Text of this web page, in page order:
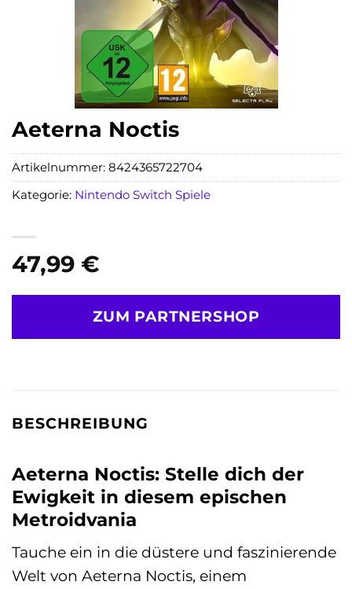
Aeterna Noctis
47,99 €
ZUM PARTNERSHOP
Artikelnummer: 8424365722704
Kategorie: Nintendo Switch Spiele
BESCHREIBUNG
Aeterna Noctis: Stelle dich der
Ewigkeit in diesem epischen
Metroidvania
Tauche ein in die düstere und faszinierende
Welt von Aeterna Noctis, einem